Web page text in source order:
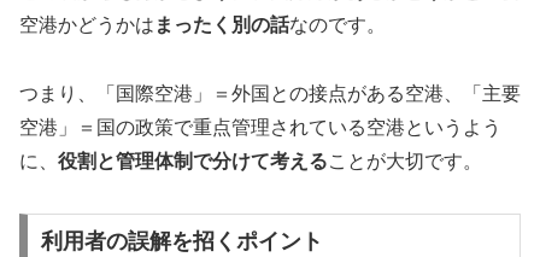
空港かどうかは まったく別の話なのです。
つまり、「国際空港」＝外国との接点がある空港、「主要
空港」＝国の政策で重点管理されている空港というよう
に、 役割と管理体制で分けて考えることが大切です。
利用者の誤解を招くポイント